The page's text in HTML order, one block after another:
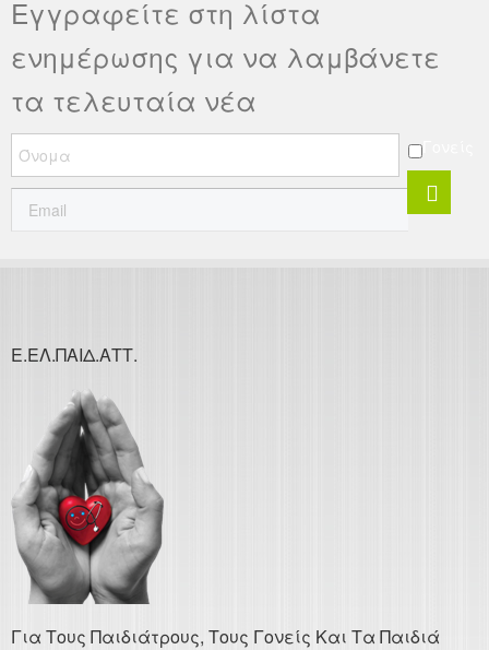
Εγγραφείτε στη λίστα
ενημέρωσης για να λαμβάνετε
τα τελευταία νέα
Γονείς
Ε.ΕΛ.ΠΑΙΔ.ΑΤΤ.
Για Τους Παιδιάτρους, Τους Γονείς Και Τα Παιδιά